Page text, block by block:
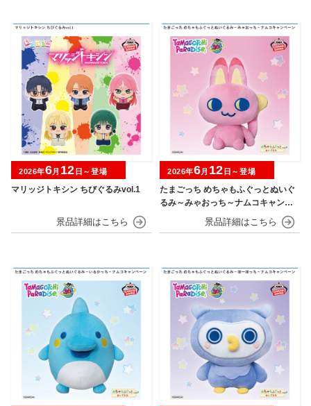
マリッジトキシン ちびぐるみvol.1
2026年6月 12 日～登場
たまごっち めちゃもふぐっとぬいぐ
るみ～みゃおっち～ナムコキャンペ
2026年6月 12 日～登場